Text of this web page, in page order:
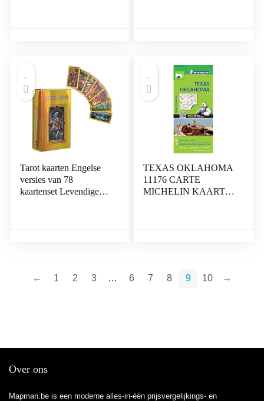
Tarot kaarten Engelse
versies van 78
kaartenset Levendige
TEXAS OKLAHOMA
11176 CARTE
MICHELIN KAART
← 1 2 3 … 6 7 8 9 10 →
Over ons
Mapman.be is een moderne alles-in-één prijsvergelijkings- en